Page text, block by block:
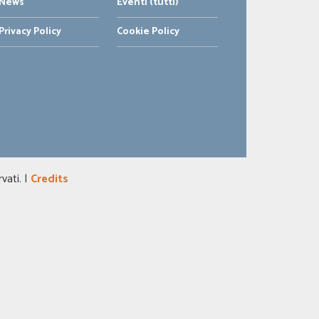
Privacy Policy
Cookie Policy
| Credits